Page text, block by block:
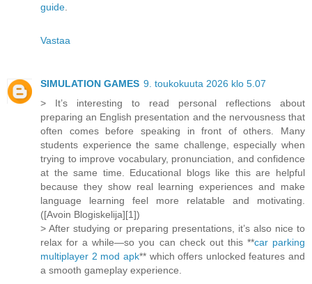
guide.
Vastaa
SIMULATION GAMES 9. toukokuuta 2026 klo 5.07
> It’s interesting to read personal reflections about
preparing an English presentation and the nervousness that
often comes before speaking in front of others. Many
students experience the same challenge, especially when
trying to improve vocabulary, pronunciation, and confidence
at the same time. Educational blogs like this are helpful
because they show real learning experiences and make
language learning feel more relatable and motivating.
([Avoin Blogiskelija][1])
> After studying or preparing presentations, it’s also nice to
relax for a while—so you can check out this **car parking
multiplayer 2 mod apk** which offers unlocked features and
a smooth gameplay experience.